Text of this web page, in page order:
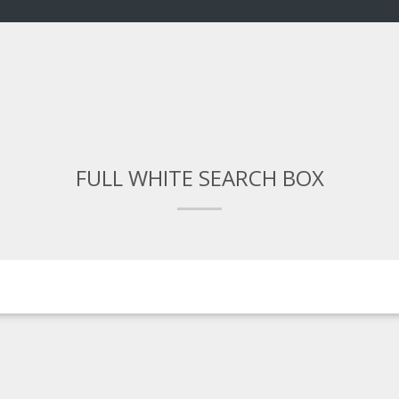
FULL WHITE SEARCH BOX